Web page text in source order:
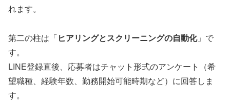
れます。
第二の柱は「 ヒアリングとスクリーニングの自動化」で
す。
LINE登録直後、応募者はチャット形式のアンケート（希
望職種、経験年数、勤務開始可能時期など）に回答しま
す。